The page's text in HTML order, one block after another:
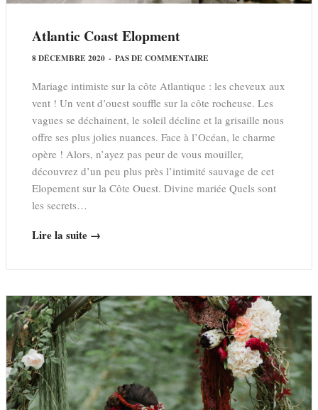
Atlantic Coast Elopment
8 DÉCEMBRE 2020 - PAS DE COMMENTAIRE
Mariage intimiste sur la côte Atlantique : les cheveux aux
vent ! Un vent d’ouest souffle sur la côte rocheuse. Les
vagues se déchainent, le soleil décline et la grisaille nous
offre ses plus jolies nuances. Face à l’Océan, le charme
opère ! Alors, n’ayez pas peur de vous mouiller,
découvrez d’un peu plus près l’intimité sauvage de cet
Elopement sur la Côte Ouest. Divine mariée Quels sont
les secrets…
Lire la suite →